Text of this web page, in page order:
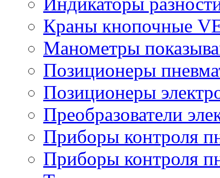
Краны кнопочные
Манометры
Позиционеры
Позиционеры
Преобразователи
Приборы контроля
Приборы контроля